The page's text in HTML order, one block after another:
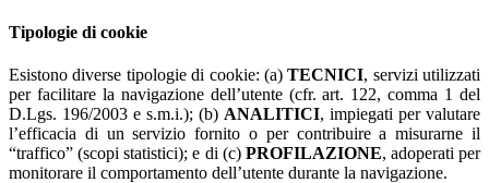
Tipologie di cookie
Esistono diverse tipologie di cookie: (a)TECNICI, servizi utilizzati
per facilitare la navigazione dell’utente (cfr. art. 122, comma 1 del
D.Lgs. 196/2003 e s.m.i.); (b) ANALITICI, impiegati per valutare
l’efficacia di un servizio fornito o per contribuire a misurarne il
“traffico” (scopi statistici); e di (c) PROFILAZIONE, adoperati per
monitorare il comportamento dell’utente durante la navigazione.